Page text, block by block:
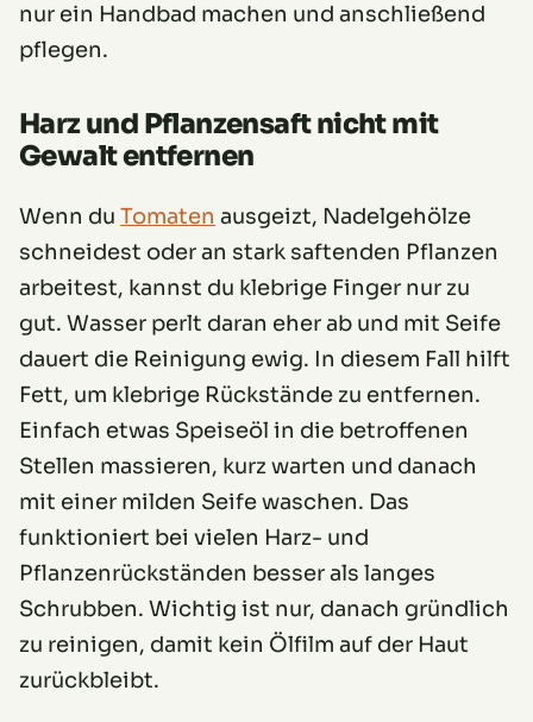
nur ein Handbad machen und anschließend
pflegen.
Harz und Pflanzensaft nicht mit
Gewalt entfernen
Wenn du Tomaten ausgeizt, Nadelgehölze
schneidest oder an stark saftenden Pflanzen
arbeitest, kannst du klebrige Finger nur zu
gut. Wasser perlt daran eher ab und mit Seife
dauert die Reinigung ewig. In diesem Fall hilft
Fett, um klebrige Rückstände zu entfernen.
Einfach etwas Speiseöl in die betroffenen
Stellen massieren, kurz warten und danach
mit einer milden Seife waschen. Das
funktioniert bei vielen Harz- und
Pflanzenrückständen besser als langes
Schrubben. Wichtig ist nur, danach gründlich
zu reinigen, damit kein Ölfilm auf der Haut
zurückbleibt.